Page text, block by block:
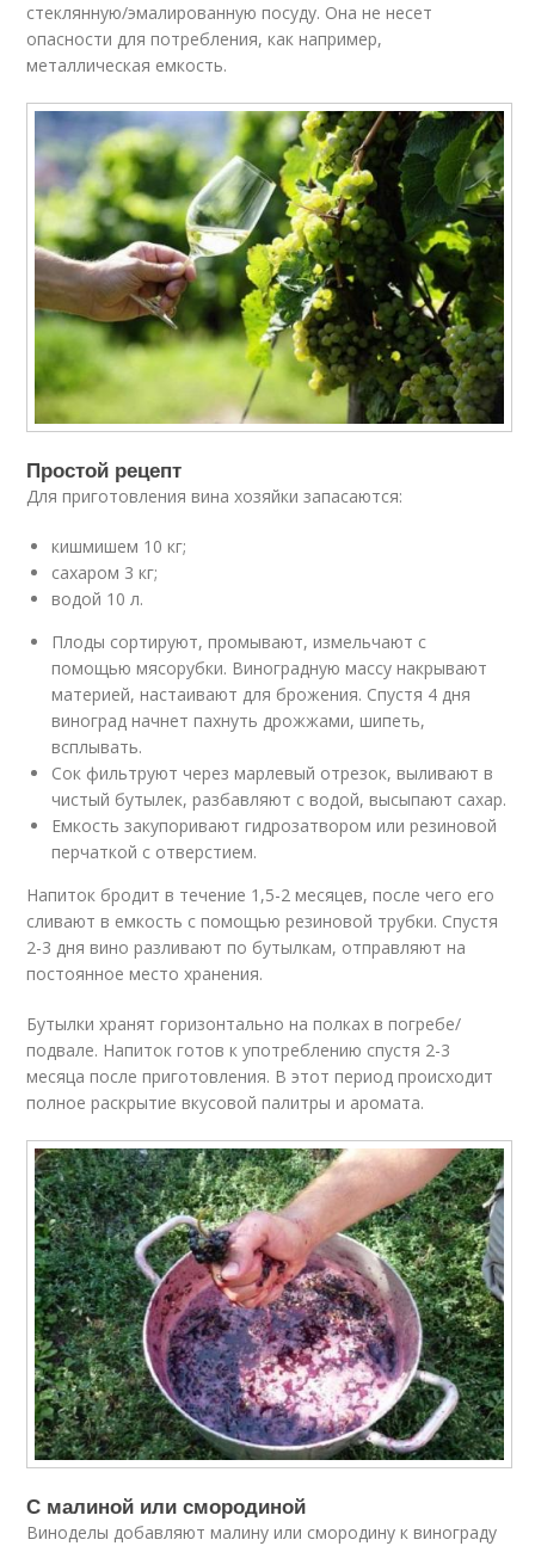
стеклянную/эмалированную посуду. Она не несет
опасности для потребления, как например,
металлическая емкость.
Простой рецепт
Для приготовления вина хозяйки запасаются:
кишмишем 10 кг;
сахаром 3 кг;
водой 10 л.
Плоды сортируют, промывают, измельчают с
помощью мясорубки. Виноградную массу накрывают
материей, настаивают для брожения. Спустя 4 дня
виноград начнет пахнуть дрожжами, шипеть,
всплывать.
Сок фильтруют через марлевый отрезок, выливают в
чистый бутылек, разбавляют с водой, высыпают сахар.
Емкость закупоривают гидрозатвором или резиновой
перчаткой с отверстием.
Напиток бродит в течение 1,5-2 месяцев, после чего его
сливают в емкость с помощью резиновой трубки. Спустя
2-3 дня вино разливают по бутылкам, отправляют на
постоянное место хранения.
Бутылки хранят горизонтально на полках в погребе/
подвале. Напиток готов к употреблению спустя 2-3
месяца после приготовления. В этот период происходит
полное раскрытие вкусовой палитры и аромата.
С малиной или смородиной
Виноделы добавляют малину или смородину к винограду